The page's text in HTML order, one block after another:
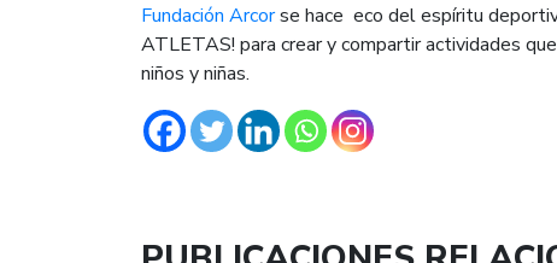
Fundación Arcorse hace eco del espíritu
ATLETAS! para crear y compartir actividades
niños y niñas.